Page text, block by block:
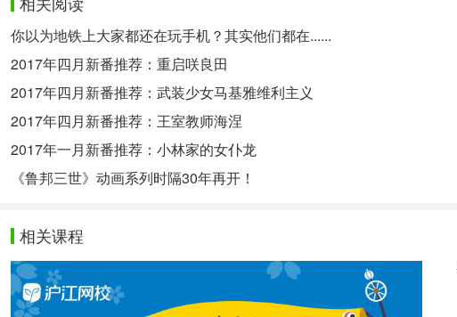
你以为地铁上大家都还在玩手机？其实他们都在......
2017年四月新番推荐：重启咲良田
2017年四月新番推荐：武装少女马基雅维利主义
2017年四月新番推荐：王室教师海涅
2017年一月新番推荐：小林家的女仆龙
《鲁邦三世》动画系列时隔30年再开！
相关课程